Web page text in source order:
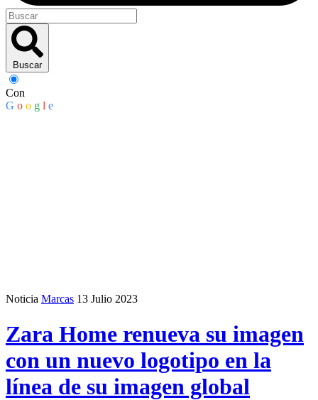
Buscar
Con
G o o g l e
Noticia Marcas 13 Julio 2023
Zara Home renueva su imagen
con un nuevo logotipo en la
línea de su imagen global